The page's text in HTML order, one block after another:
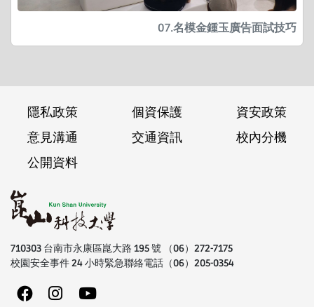
07.名模金鍾玉廣告面試技巧
隱私政策 個資保護
資安政策
意見溝通
交通資訊
校內分機
公開資料
710303 台南市永康區崑大路 195 號 （06）272-7175
校園安全事件 24 小時緊急聯絡電話（06）205-0354